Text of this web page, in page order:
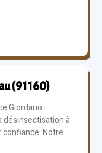
(91160)
Giordano
désinsectisation à
Notre